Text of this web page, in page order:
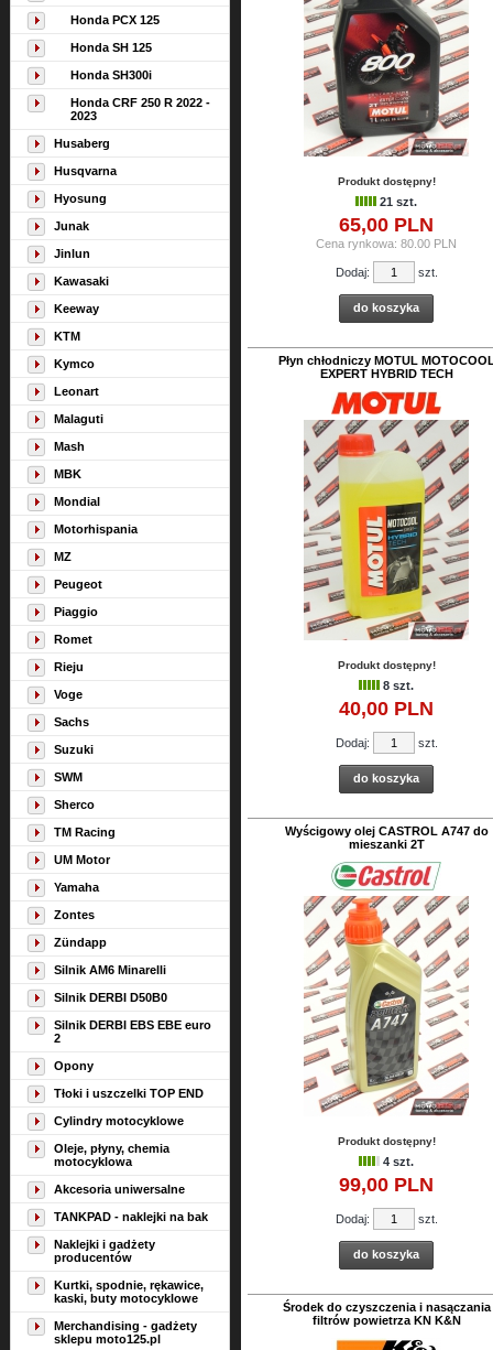
Honda PCX 125
Honda SH 125
Honda SH300i
Honda CRF 250 R 2022 -
2023
Husaberg
Husqvarna
Hyosung
Junak
Jinlun
Kawasaki
Keeway
KTM
Kymco
Leonart
Malaguti
Mash
MBK
Mondial
Motorhispania
MZ
Peugeot
Piaggio
Romet
Rieju
Voge
Sachs
Suzuki
SWM
Sherco
TM Racing
UM Motor
Yamaha
Zontes
Zündapp
Silnik AM6 Minarelli
Silnik DERBI D50B0
Silnik DERBI EBS EBE euro
2
Opony
Tłoki i uszczelki TOP END
Cylindry motocyklowe
Oleje, płyny, chemia
motocyklowa
Akcesoria uniwersalne
TANKPAD - naklejki na bak
Naklejki i gadżety
producentów
Kurtki, spodnie, rękawice,
kaski, buty motocyklowe
Merchandising - gadżety
sklepu moto125.pl
Produkt dostępny!
21 szt.
65,00 PLN
Cena rynkowa: 80.00 PLN
Dodaj: szt.
do koszyka
Płyn chłodniczy MOTUL
EXPERT HYBRID TECH
Produkt dostępny!
8 szt.
40,00 PLN
Dodaj: szt.
do koszyka
Wyścigowy olej CASTROL A747 do
mieszanki 2T
Produkt dostępny!
4 szt.
99,00 PLN
Dodaj: szt.
do koszyka
Środek do czyszczenia i nasączania
filtrów powietrza KN K&N